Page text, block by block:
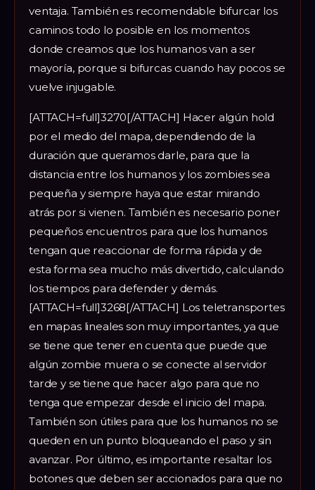
ventaja. También es recomendable bifurcar los
caminos todo lo posible en los momentos
donde creamos que los humanos van a ser
mayoría, porque si bifurcas cuando hay pocos se
vuelve injugable.
[ATTACH=full]3270[/ATTACH] Hacer algún hold
por el medio del mapa, dependiendo de la
duración que queramos darle, para que la
distancia entre los humanos y los zombies sea
pequeña y siempre haya que estar mirando
atrás por si vienen. También es necesario poner
pequeños encuentros para que los humanos
tengan que reaccionar de forma rápida y de
esta forma sea mucho más divertido, calculando
los tiempos para defender y demás.
[ATTACH=full]3268[/ATTACH] Los teletransportes
en mapas lineales son muy importantes, ya que
se tiene que tener en cuenta que puede que
algún zombie muera o se conecte al servidor
tarde y se tiene que hacer algo para que no
tenga que empezar desde el inicio del mapa.
También son útiles para que los humanos no se
queden en un punto bloqueando el paso y sin
avanzar. Por último, es importante resaltar los
botones que deben ser accionados para que no